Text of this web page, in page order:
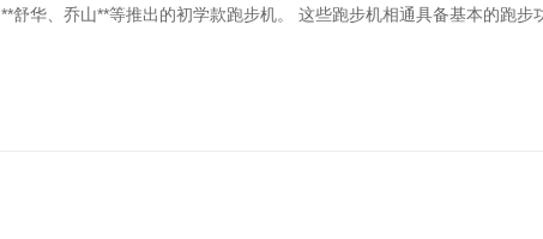
华、乔山**等推出的初学款跑步机。 这些跑步机相通具备基本的跑步